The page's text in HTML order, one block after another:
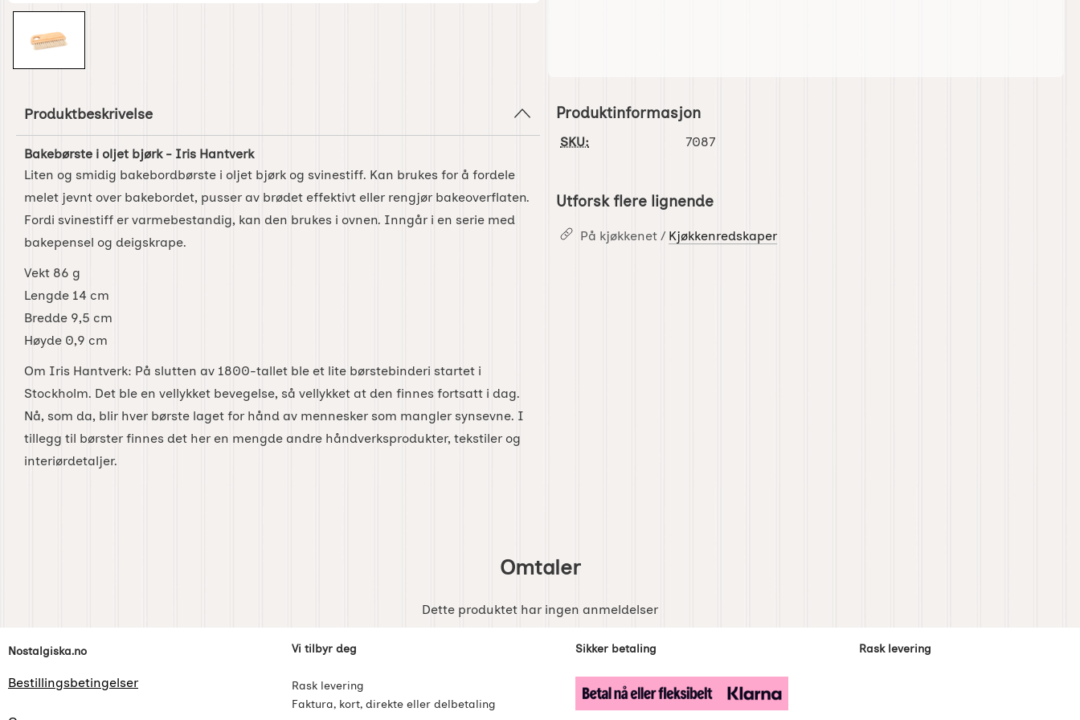
Produktbeskrivelse
Bakebørste i oljet bjørk - Iris Hantverk
Liten og smidig bakebordbørste i oljet bjørk og svinestiff. Kan brukes for å fordele
melet jevnt over bakebordet, pusser av brødet effektivt eller rengjør bakeoverflaten.
Fordi svinestiff er varmebestandig, kan den brukes i ovnen. Inngår i en serie med
bakepensel og deigskrape.
Vekt 86 g
Lengde 14 cm
Bredde 9,5 cm
Høyde 0,9 cm
Om Iris Hantverk: På slutten av 1800-tallet ble et lite børstebinderi startet i
Stockholm. Det ble en vellykket bevegelse, så vellykket at den finnes fortsatt i dag.
Nå, som da, blir hver børste laget for hånd av mennesker som mangler synsevne. I
tillegg til børster finnes det her en mengde andre håndverksprodukter, tekstiler og
interiørdetaljer.
Produktinformasjon
SKU: 7087
Utforsk flere lignende
På kjøkkenet / Kjøkkenredskaper
Omtaler
Dette produktet har ingen anmeldelser
Footer-innhold Blandet informasjon og lenker
Nostalgiska.no
Bestillingsbetingelser
Vi tilbyr deg
Rask levering
Faktura, kort, direkte eller delbetaling
Sikker betaling Rask levering